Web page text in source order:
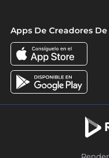
Apps De Creadores